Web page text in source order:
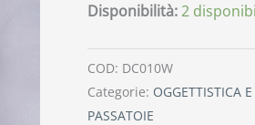
Disponibilità:2
COD: DC010W
Categorie: OGGETTISTICA
PASSATOIE